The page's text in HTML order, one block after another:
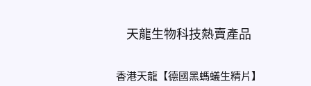
天龍生物科技熱賣產品
香港天龍【德國黑螞蟻生精片】